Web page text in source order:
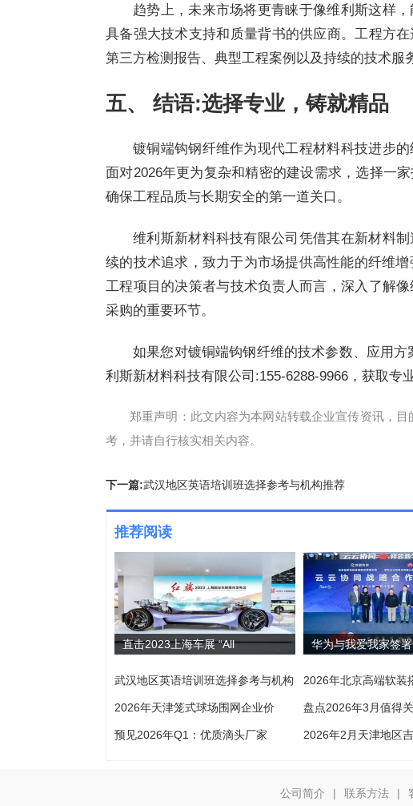
趋势上，未来市场将更青睐于像维利斯这样
具备强大技术支持和质量背书的供应商。工程方
第三方检测报告、典型工程案例以及持续的技术服
五、 结语:选择专业，铸就精品
镀铜端钩钢纤维作为现代工程材料科技进步
面对2026年更为复杂和精密的建设需求，选择一
确保工程品质与长期安全的第一道关口。
维利斯新材料科技有限公司凭借其在新材料
续的技术追求，致力于为市场提供高性能的纤维
工程项目的决策者与技术负责人而言，深入了解
采购的重要环节。
如果您对镀铜端钩钢纤维的技术参数、应用
利斯新材料科技有限公司:155-6288-9966，获取专
郑重声明：此文内容为本网站转载企业宣传资讯，
考，并请自行核实相关内容。
下一篇:武汉地区英语培训班选择参考与机构推荐
推荐阅读
直击2023上海车展 “All 华为与我爱我家签署
武汉地区英语培训班选择参考与机构 2026年北京高端软装
2026年天津笼式球场围网企业价 盘点2026年3月值得
预见2026年Q1：优质滴头厂家 2026年2月天津地区
公司简介 | 联系方法 |